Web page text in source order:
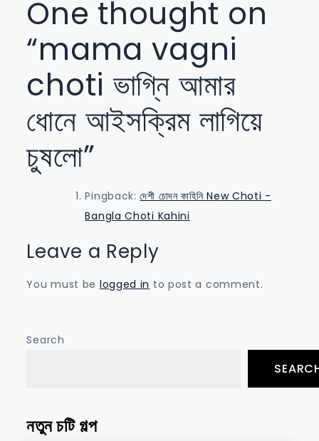
One thought on
“mama vagni
choti ভাগ্নি আমার
ধোনে আইসক্রিম লাগিয়ে
চুষলো”
Pingback:দেশী চোদন কাহিনি New Choti -
Bangla Choti Kahini
Leave a Reply
You must be logged in to post a comment.
Search
নতুন চটি গল্প